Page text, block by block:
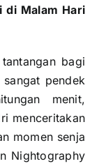
di Malam Hari
bagi
pendek
menit,
menceritakan
momen senja
Nightography